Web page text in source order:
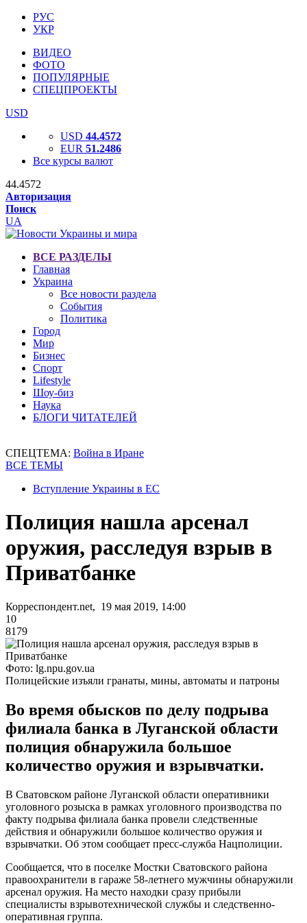
РУС
УКР
ВИДЕО
ФОТО
ПОПУЛЯРНЫЕ
СПЕЦПРОЕКТЫ
USD
USD 44.4572
EUR 51.2486
Все курсы валют
44.4572
Авторизация
Поиск
UA
ВСЕ РАЗДЕЛЫ
Главная
Украина
Все новости раздела
События
Политика
Город
Мир
Бизнес
Спорт
Lifestyle
Шоу-биз
Наука
БЛОГИ ЧИТАТЕЛЕЙ
СПЕЦТЕМА: Война в Иране
ВСЕ ТЕМЫ
Вступление Украины в ЕС
Полиция нашла арсенал
оружия, расследуя взрыв в
Приватбанке
Корреспондент.net, 19 мая 2019, 14:00
10
8179
Фото: lg.npu.gov.ua
Полицейские изъяли гранаты, мины, автоматы и патроны
Во время обысков по делу подрыва
филиала банка в Луганской области
полиция обнаружила большое
количество оружия и взрывчатки.
В Сватовском районе Луганской области оперативники
уголовного розыска в рамках уголовного производства по
факту подрыва филиала банка провели следственные
действия и обнаружили большое количество оружия и
взрывчатки. Об этом сообщает пресc-служба Нацполиции.
Сообщается, что в поселке Мостки Сватовского района
правоохранители в гараже 58-летнего мужчины обнаружили
арсенал оружия. На место находки сразу прибыли
специалисты взрывотехнической службы и следственно-
оперативная группа.